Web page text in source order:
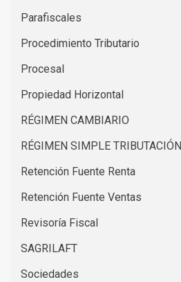
Parafiscales
Procedimiento Tributario
Procesal
Propiedad Horizontal
RÉGIMEN CAMBIARIO
RÉGIMEN SIMPLE TRIBUTACIÓN
Retención Fuente Renta
Retención Fuente Ventas
Revisoría Fiscal
SAGRILAFT
Sociedades